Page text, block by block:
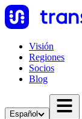
Visión
Regiones
Socios
Blog
Español